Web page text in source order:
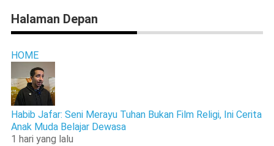
Halaman Depan
HOME
Habib Jafar: Seni Merayu Tuhan Bukan Film Religi, Ini Cerita
Anak Muda Belajar Dewasa
1 hari yang lalu